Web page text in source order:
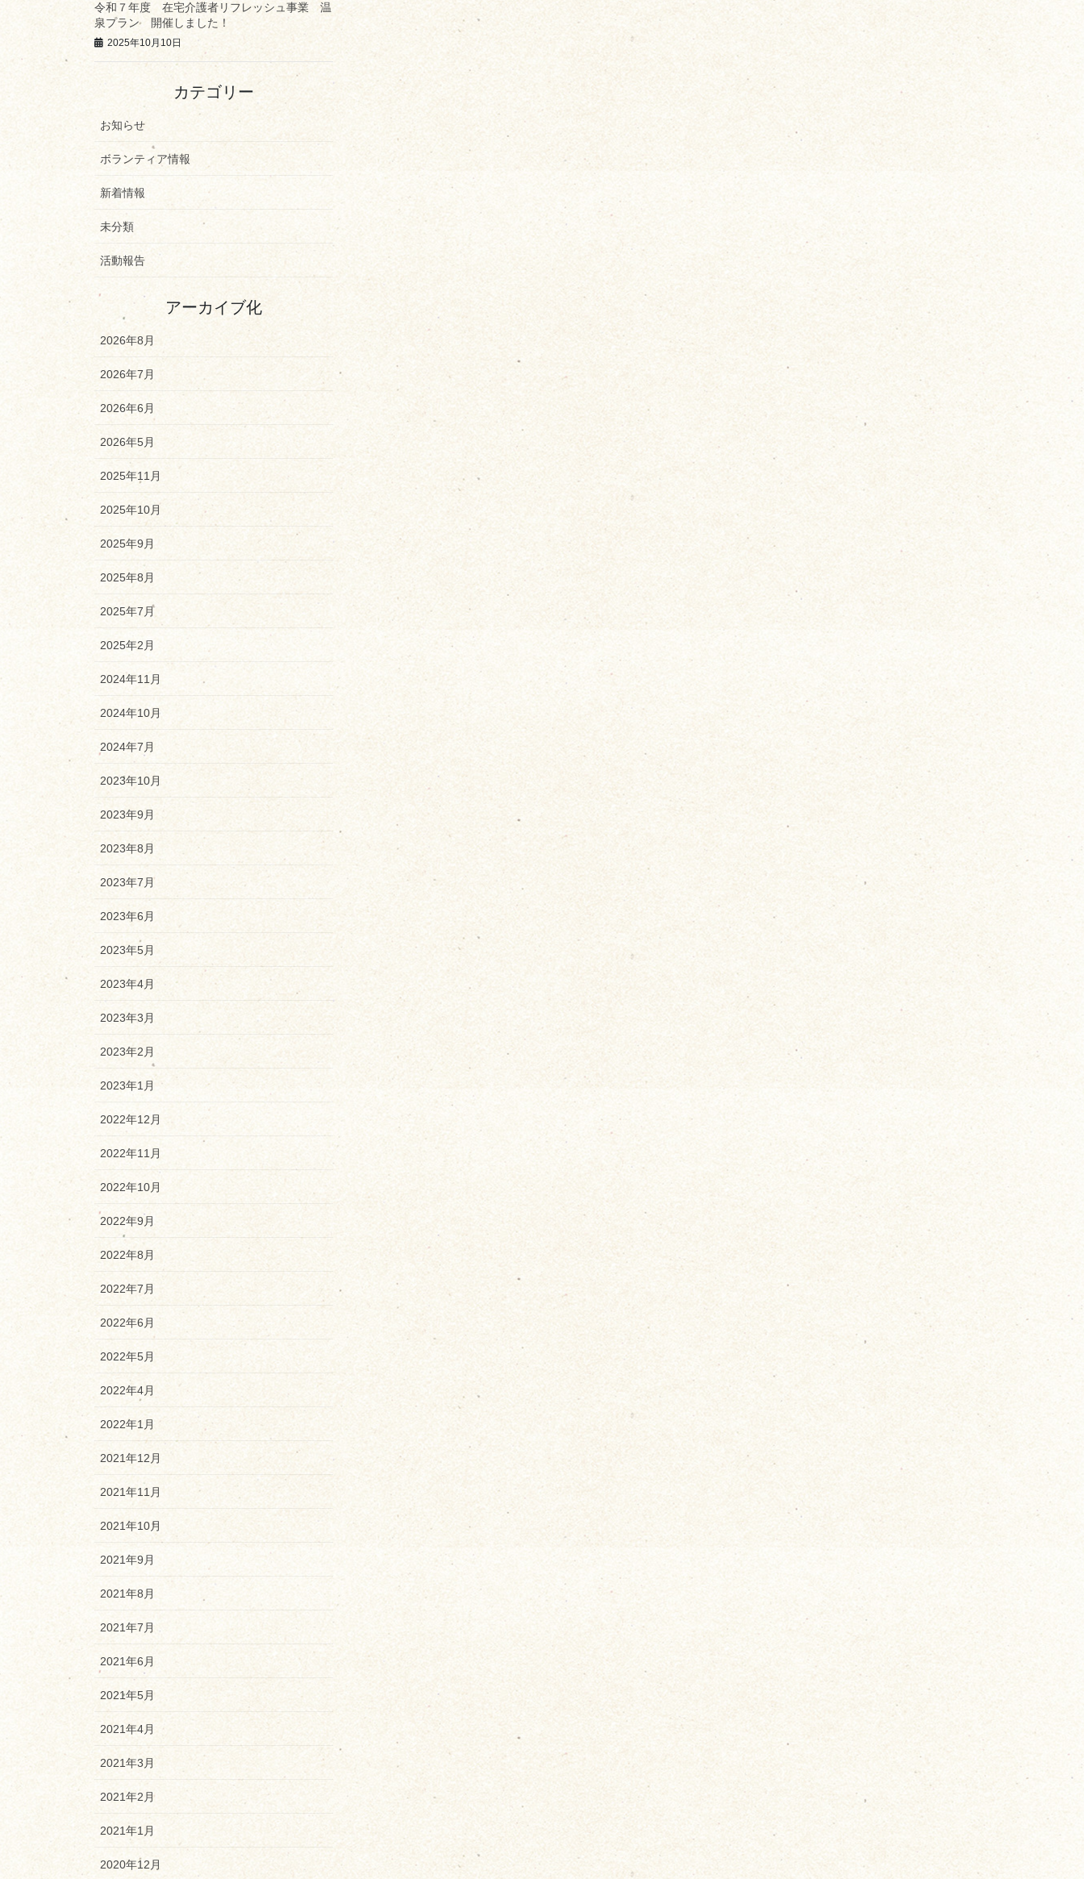
令和７年度 在宅介護者リフレッシュ事業 温
泉プラン 開催しました！
2025年10月10日
カテゴリー
お知らせ
ボランティア情報
新着情報
未分類
活動報告
アーカイブ化
2026年8月
2026年7月
2026年6月
2026年5月
2025年11月
2025年10月
2025年9月
2025年8月
2025年7月
2025年2月
2024年11月
2024年10月
2024年7月
2023年10月
2023年9月
2023年8月
2023年7月
2023年6月
2023年5月
2023年4月
2023年3月
2023年2月
2023年1月
2022年12月
2022年11月
2022年10月
2022年9月
2022年8月
2022年7月
2022年6月
2022年5月
2022年4月
2022年1月
2021年12月
2021年11月
2021年10月
2021年9月
2021年8月
2021年7月
2021年6月
2021年5月
2021年4月
2021年3月
2021年2月
2021年1月
2020年12月